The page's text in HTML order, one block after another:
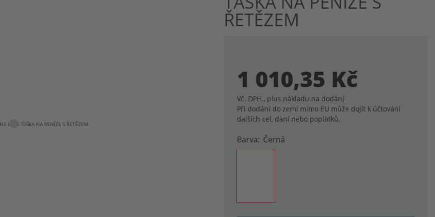
ŘETĚZEM
1 010,35 Kč
Vč. DPH., plus nákladu na dodání
Při dodání do zemí mimo EU může dojít k účtování
dalších cel, daní nebo poplatků.
Barva Černá
obrázky